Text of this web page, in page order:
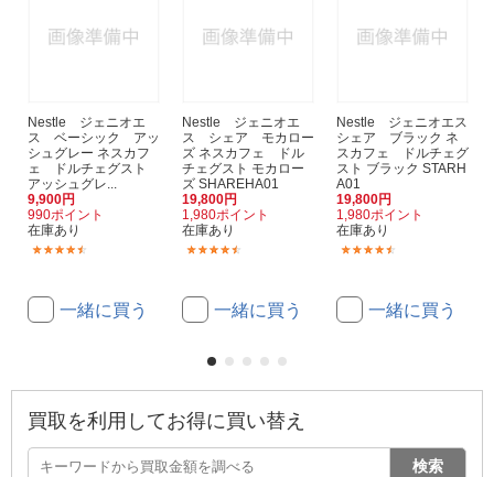
Nestle ジェニオエ
ス ベーシック アッ
シュグレー ネスカフ
ェ ドルチェグスト
アッシュグレ...
9,900円
990ポイント
在庫あり
一緒に買う
Nestle ジェニオエ
ス シェア モカロー
ズ ネスカフェ ドル
チェグスト モカロー
ズ SHAREHA01
19,800円
1,980ポイント
在庫あり
一緒に買う
Nestle ジェニオエス
シェア ブラック ネ
スカフェ ドルチェグ
スト ブラック STARH
A01
19,800円
1,980ポイント
在庫あり
一緒に買う
買取を利用してお得に買い替え
検索